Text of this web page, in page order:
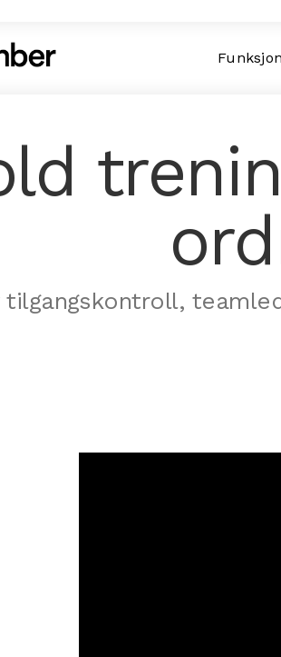
tilgangskontroll,